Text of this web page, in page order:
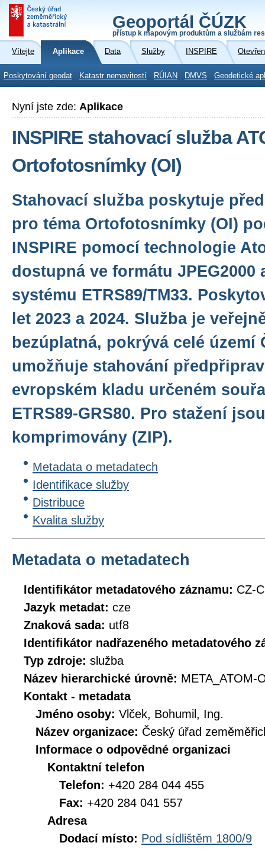
Geoportál ČÚZK
přístup k mapovým produktům a službám
Vítejte Aplikace Data Služby INSPIRE
Poskytování geodat Katastr nemovitostí RÚIAN DMVS Geodetické
Nyní jste zde: Aplikace
INSPIRE stahovací služba
Ortofotosnímky (OI)
Stahovací služba poskytuje
pro téma Ortofotosnímky (OI)
INSPIRE pomocí technologie
dostupná ve formátu JPEG2000
systému ETRS89/TM33.
let 2023 a 2024. Služba je
bezúplatná, pokrývá celé území
umožňuje stahování
evropském kladu určeném
ETRS89-GRS80. Pro stažení
komprimovány (ZIP).
Metadata o metadatech
Identifikace služby
Distribuce
Kvalita služby
Metadata o metadatech
Identifikátor metadatového záznamu: CZ-
Jazyk metadat: cze
Znaková sada: utf8
Identifikátor nadřazeného metadatového
Typ zdroje: služba
Název hierarchické úrovně: META_ATOM-
Kontakt - metadata
Jméno osoby: Vlček, Bohumil, Ing.
Název organizace: Český úřad
Informace o odpovědné organizaci
Kontaktní telefon
Telefon: +420 284 044 455
Fax: +420 284 041 557
Adresa
Dodací místo: Pod sídlištěm 1800/9